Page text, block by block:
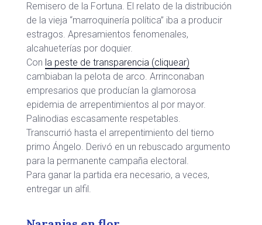
Remisero de la Fortuna. El relato de la distribución
de la vieja “marroquinería política” iba a producir
estragos. Apresamientos fenomenales,
alcahueterías por doquier.
Con la peste de transparencia (cliquear)
cambiaban la pelota de arco. Arrinconaban
empresarios que producían la glamorosa
epidemia de arrepentimientos al por mayor.
Palinodias escasamente respetables.
Transcurrió hasta el arrepentimiento del tierno
primo Ángelo. Derivó en un rebuscado argumento
para la permanente campaña electoral.
Para ganar la partida era necesario, a veces,
entregar un alfil.